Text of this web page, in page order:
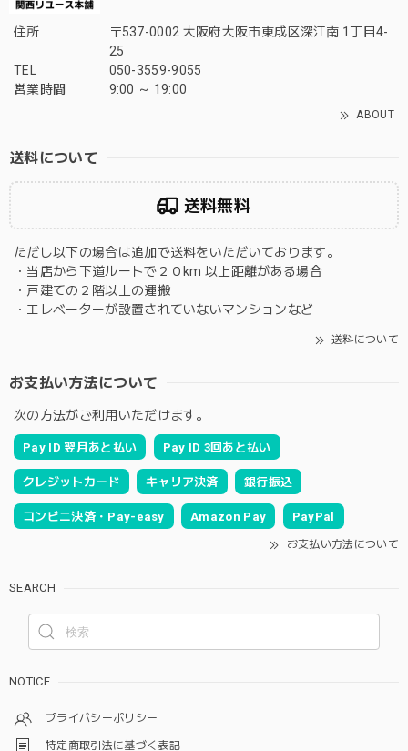
住所
〒537-0002 大阪府大阪市東成区深江南 1丁目4-
25
TEL
050-3559-9055
営業時間
9:00 ～ 19:00
ABOUT
送料について
送料無料
ただし以下の場合は追加で送料をいただいております。
・当店から下道ルートで２０km 以上距離がある場合
・戸建ての２階以上の運搬
・エレベーターが設置されていないマンションなど
送料について
お支払い方法について
次の方法がご利用いただけます。
Pay ID 翌月あと払い Pay ID 3回あと払い
クレジットカード キャリア決済 銀行振込
コンビニ決済・Pay-easy Amazon Pay PayPal
お支払い方法について
SEARCH
NOTICE
プライバシーポリシー
特定商取引法に基づく表記